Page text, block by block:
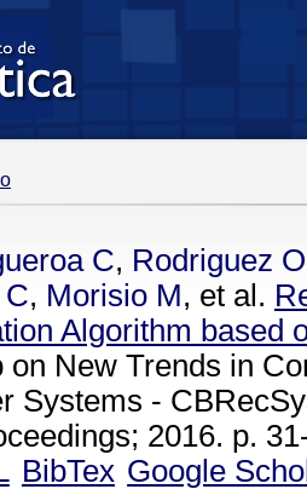
C, Rodriguez O
, Morisio M, et al.
Algorithm based
on New Trends in
Systems -
2016. p.
BibTex Google